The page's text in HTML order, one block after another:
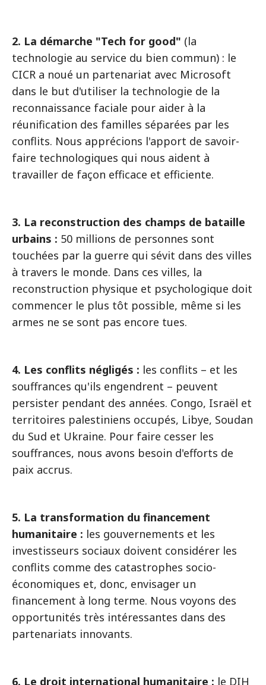
2. La démarche "Tech for good" (la
technologie au service du bien commun) : le
CICR a noué un partenariat avec Microsoft
dans le but d'utiliser la technologie de la
reconnaissance faciale pour aider à la
réunification des familles séparées par les
conflits. Nous apprécions l'apport de savoir-
faire technologiques qui nous aident à
travailler de façon efficace et efficiente.
3. La reconstruction des champs de bataille
urbains : 50 millions de personnes sont
touchées par la guerre qui sévit dans des villes
à travers le monde. Dans ces villes, la
reconstruction physique et psychologique doit
commencer le plus tôt possible, même si les
armes ne se sont pas encore tues.
4. Les conflits négligés : les conflits – et les
souffrances qu'ils engendrent – peuvent
persister pendant des années. Congo, Israël et
territoires palestiniens occupés, Libye, Soudan
du Sud et Ukraine. Pour faire cesser les
souffrances, nous avons besoin d'efforts de
paix accrus.
5. La transformation du financement
humanitaire : les gouvernements et les
investisseurs sociaux doivent considérer les
conflits comme des catastrophes socio-
économiques et, donc, envisager un
financement à long terme. Nous voyons des
opportunités très intéressantes dans des
partenariats innovants.
6. Le droit international humanitaire : le DIH